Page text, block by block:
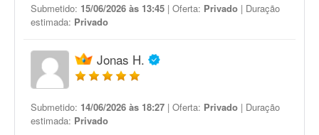
Submetido: 15/06/2026 às 13:45 | Oferta: Privado | Duração
estimada: Privado
Jonas H.
Submetido: 14/06/2026 às 18:27 | Oferta: Privado | Duração
estimada: Privado